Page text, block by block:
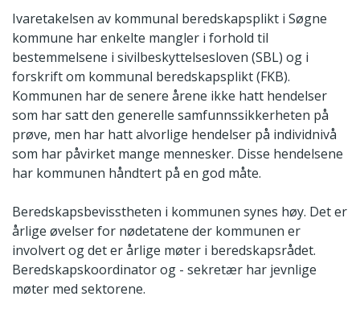
Ivaretakelsen av kommunal beredskapsplikt i Søgne
kommune har enkelte mangler i forhold til
bestemmelsene i sivilbeskyttelsesloven (SBL) og i
forskrift om kommunal beredskapsplikt (FKB).
Kommunen har de senere årene ikke hatt hendelser
som har satt den generelle samfunnssikkerheten på
prøve, men har hatt alvorlige hendelser på individnivå
som har påvirket mange mennesker. Disse hendelsene
har kommunen håndtert på en god måte.
Beredskapsbevisstheten i kommunen synes høy. Det er
årlige øvelser for nødetatene der kommunen er
involvert og det er årlige møter i beredskapsrådet.
Beredskapskoordinator og - sekretær har jevnlige
møter med sektorene.